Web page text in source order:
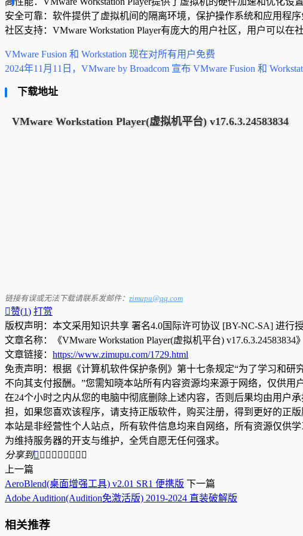
安全可靠：软件提供了虚拟机间的隔离环境，保护操作系统和应用程序
社区支持：VMware Workstation Player有庞大的用户社区，用户可以在
VMware Fusion 和 Workstation 现在对所有用户免费
2024年11月11日，VMware by Broadcom 宣布 VMware Fusion 和
下载地址
VMware Workstation Player(虚拟机平台) v17.6.3.24583834
链接有误或无法下载请联系发邮件： zimupu@qq.com
赞(1) 打赏
版权声明：本文采用知识共享 署名4.0国际许可协议 [BY-NC-SA] 进行
文章名称：《VMware Workstation Player(虚拟机平台) v17.6.3.24583834》
文章链接： https://www.zimupu.com/1729.html
免责声明：根据《计算机软件保护条例》第十七条规定“为了学习和
不向其支付报酬。”您需知晓本站所有内容资源均来源于网络，仅供
在24个小时之内从您的电脑中彻底删除上述内容，否则后果均由用户
担，如果您喜欢该程序，请支持正版软件，购买注册，得到更好的正版
本站是非经营性个人站点，所有软件信息均来自网络，所有资源仅供
为维持服务器的开支与维护，全凭自愿无任何强求。
分享到        
上一篇
AeroBlend(桌面增强工具) v2.01 SR1 便携版 下一篇
Adobe Audition(Audition免激活版) 2019-2024 直装破解版
相关推荐